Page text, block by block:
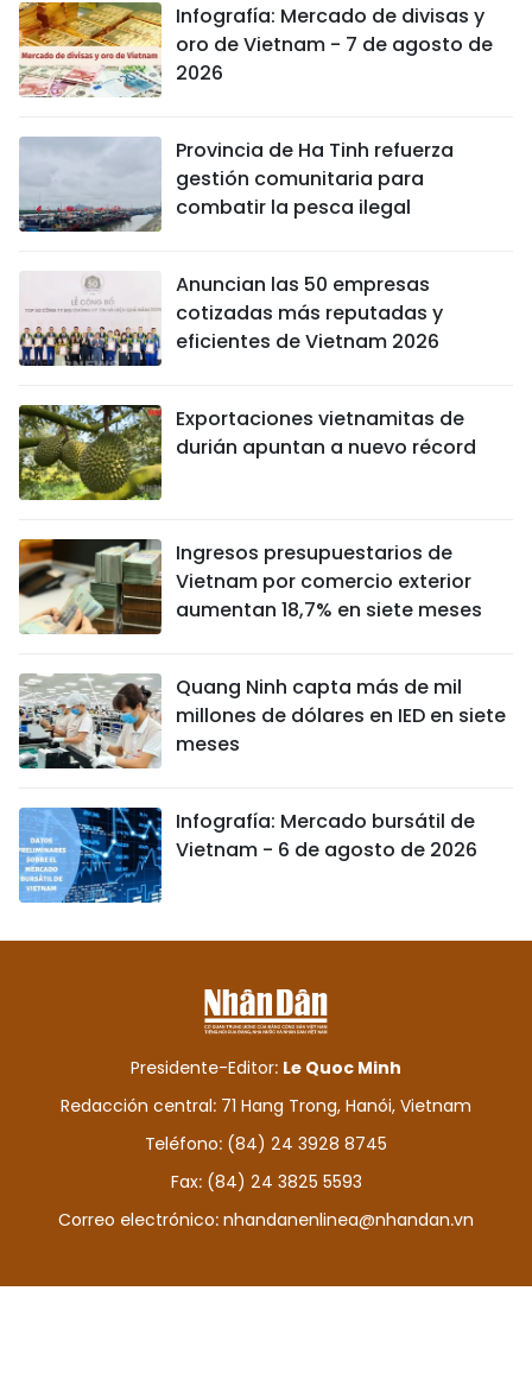
Infografía: Mercado de divisas y
oro de Vietnam - 7 de agosto de
2026
Provincia de Ha Tinh refuerza
gestión comunitaria para
combatir la pesca ilegal
Anuncian las 50 empresas
cotizadas más reputadas y
eficientes de Vietnam 2026
Exportaciones vietnamitas de
durián apuntan a nuevo récord
Ingresos presupuestarios de
Vietnam por comercio exterior
aumentan 18,7% en siete meses
Quang Ninh capta más de mil
millones de dólares en IED en siete
meses
Infografía: Mercado bursátil de
Vietnam - 6 de agosto de 2026
Presidente-Editor: Le Quoc Minh
Redacción central: 71 Hang Trong, Hanói, Vietnam
Teléfono: (84) 24 3928 8745
Fax: (84) 24 3825 5593
Correo electrónico: nhandanenlinea@nhandan.vn